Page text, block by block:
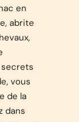
en
abrite
secrets
vous
de la
dans